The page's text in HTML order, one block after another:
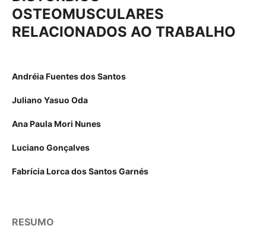
OSTEOMUSCULARES
RELACIONADOS AO TRABALHO
Andréia Fuentes dos Santos
Juliano Yasuo Oda
Ana Paula Mori Nunes
Luciano Gonçalves
Fabrícia Lorca dos Santos Garnés
RESUMO